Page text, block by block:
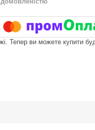
Тепер ви можете купити